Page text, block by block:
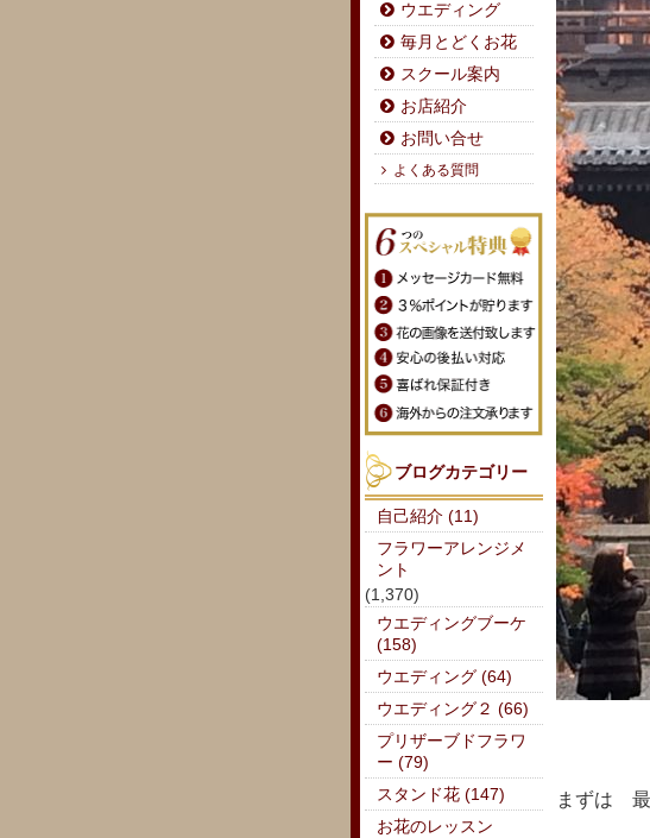
まずは 最
ウエディング
毎月とどくお花
スクール案内
お店紹介
お問い合せ
よくある質問
ブログカテゴリー
自己紹介 (11)
フラワーアレンジメ
ント
(1,370)
ウエディングブーケ
(158)
ウエディング (64)
ウエディング２ (66)
プリザーブドフラワ
ー (79)
スタンド花 (147)
お花のレッスン